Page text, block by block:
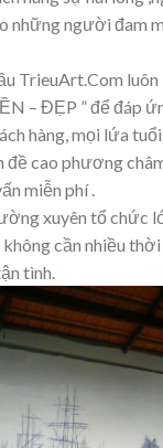
những người đam
TrieuArt.Com
– ĐẸP ” để đáp
hàng, mọi lứa tuổi.
đề cao phương
miễn phí .
xuyên tổ chức
cần nhiều thời
tình.